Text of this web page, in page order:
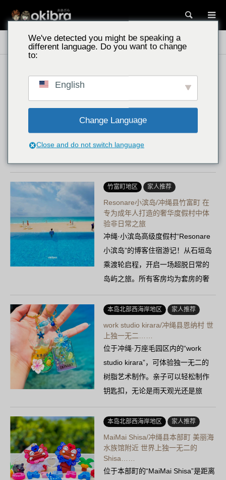
搜索
冲绳景点 活动
西表岛 家人推荐
西表岛酒店 by 星野度假村/人气自
然风度假村住宿及活动……
家与世界自然遗产森林和谐共生的
可持续度假村。这里提供皮划艇、
探险等丰富多彩的体验项目，非常
适合冬季的自然之旅……
竹富町地区 家人推荐
Resonare小滨岛/冲绳县竹富町 在
专为成年人打造的奢华度假村中体
验非日常之旅
冲绳·小滨岛高级度假村“Resonare
小滨岛”的博客住宿游记！从石垣岛
乘渡轮启程，开启一场超脱日常的
岛屿之旅。所有客房均为套房的奢
华别墅，一边聆听海浪声……
本岛北部西海岸地区 家人推荐
work studio kirara/冲绳县恩纳村 世
上独一无二……
位于冲绳·万座毛园区内的“work
studio kirara”，可体验独一无二的
树脂艺术制作。亲子可以轻松制作
钥匙扣，无论是雨天观光还是旅
行……
本岛北部西海岸地区 家人推荐
MaiMai Shisa/冲绳县本部町 美丽海
水族馆附近 世界上独一无二的
Shisa……
位于本部町的“MaiMai Shisa”是距离
We've detected you might be speaking a
different language. Do you want to change
to:
English
Change Language
Close and do not switch language